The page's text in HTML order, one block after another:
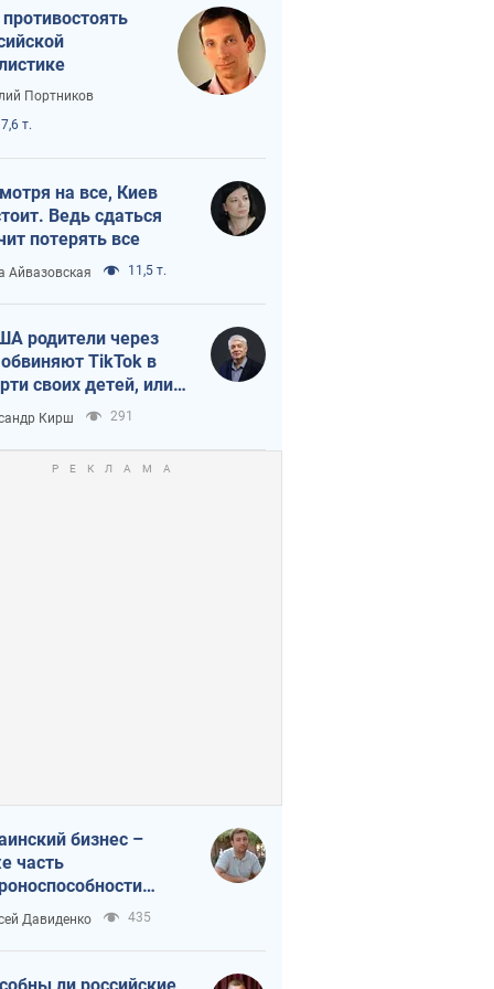
Портников
т.
на все, Киев
Ведь сдаться
потерять все
Айвазовская 11,5 т.
родители через
TikTok в
своих детей, или
КНР на молодежь
Кирш 291
бизнес –
часть
Не отдавайте их
чужим
Давиденко 435